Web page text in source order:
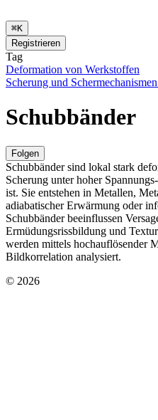
⌘K
Registrieren
Tag
Deformation von Werkstoffen
Scherung und
Schubbänder
Folgen
Schubbänder sind lokal stark
Scherung unter hoher
ist. Sie entstehen in Metallen,
adiabatischer Erwärmung oder
Schubbänder beeinflussen
Ermüdungsrissbildung und
werden mittels hochauflösender
Bildkorrelation analysiert.
© 2026